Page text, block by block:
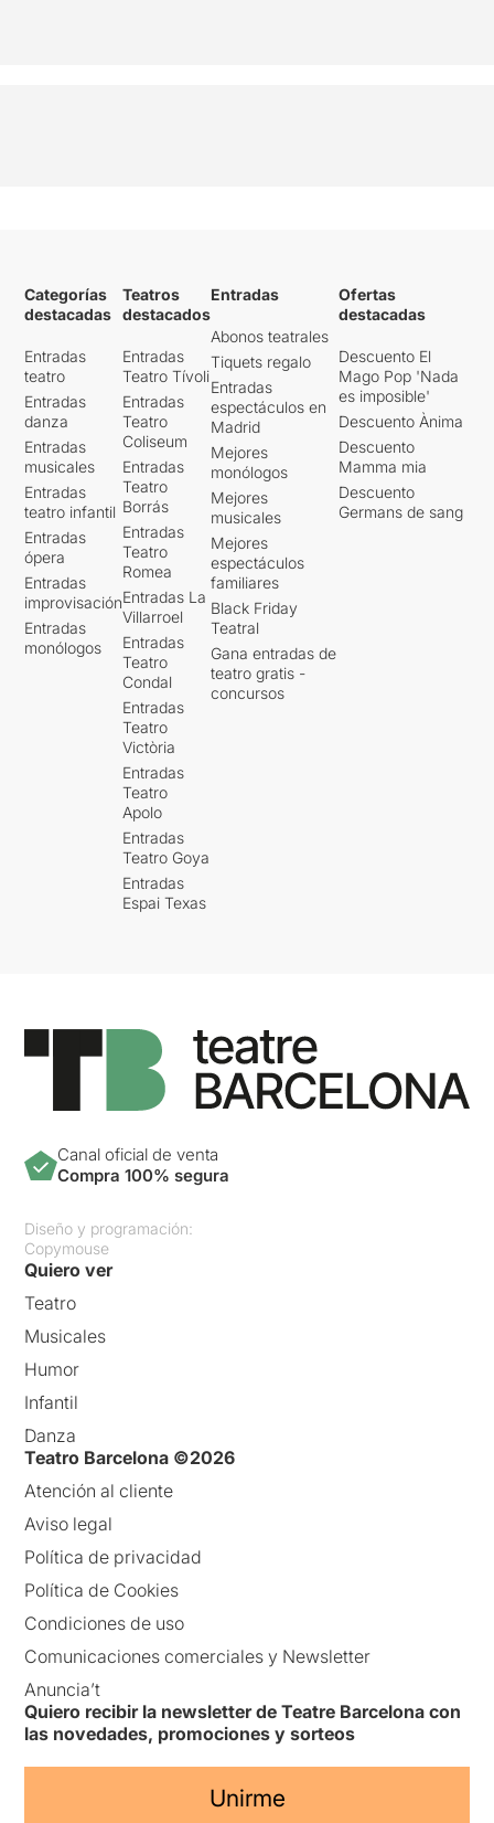
Categorías
destacadas
Entradas
teatro
Entradas
danza
Entradas
musicales
Entradas
teatro infantil
Entradas
ópera
Entradas
improvisación
Entradas
monólogos
Teatros
destacados
Entradas
Teatro Tívoli
Entradas
Teatro
Coliseum
Entradas
Teatro
Borrás
Entradas
Teatro
Romea
Entradas La
Villarroel
Entradas
Teatro
Condal
Entradas
Teatro
Victòria
Entradas
Teatro
Apolo
Entradas
Teatro Goya
Entradas
Espai Texas
Entradas
Abonos teatrales
Tiquets regalo
Entradas
espectáculos en
Madrid
Mejores
monólogos
Mejores
musicales
Mejores
espectáculos
familiares
Black Friday
Teatral
Gana entradas de
teatro gratis -
concursos
Ofertas
destacadas
Descuento El
Mago Pop 'Nada
es imposible'
Descuento Ànima
Descuento
Mamma mia
Descuento
Germans de sang
Canal oficial de venta
Compra 100% segura
Diseño y programación:
Copymouse
Quiero ver
Teatro
Musicales
Humor
Infantil
Danza
Teatro Barcelona ©2026
Atención al cliente
Aviso legal
Política de privacidad
Política de Cookies
Condiciones de uso
Comunicaciones comerciales y Newsletter
Anuncia’t
Quiero recibir la newsletter de Teatre Barcelona con
las novedades, promociones y sorteos
Unirme